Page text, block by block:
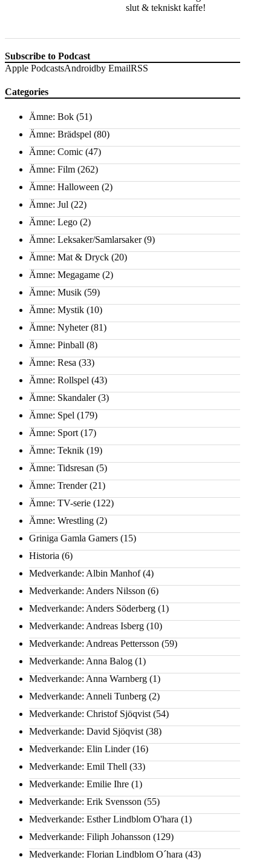
slut & tekniskt kaffe!
Subscribe to Podcast
Apple PodcastsAndroidby EmailRSS
Categories
Ämne: Bok (51)
Ämne: Brädspel (80)
Ämne: Comic (47)
Ämne: Film (262)
Ämne: Halloween (2)
Ämne: Jul (22)
Ämne: Lego (2)
Ämne: Leksaker/Samlarsaker(9)
Ämne: Mat & Dryck (20)
Ämne: Megagame (2)
Ämne: Musik (59)
Ämne: Mystik (10)
Ämne: Nyheter(81)
Ämne: Pinball (8)
Ämne: Resa (33)
Ämne: Rollspel (43)
Ämne: Skandaler(3)
Ämne: Spel (179)
Ämne: Sport (17)
Ämne: Teknik (19)
Ämne: Tidsresan (5)
Ämne: Trender(21)
Ämne: TV-serie (122)
Ämne: Wrestling (2)
Griniga Gamla Gamers (15)
Historia (6)
Medverkande: Albin Manhof(4)
Medverkande: Anders Nilsson (6)
Medverkande: Anders Söderberg (1)
Medverkande: Andreas Isberg (10)
Medverkande: Andreas Pettersson (59)
Medverkande: Anna Balog (1)
Medverkande: Anna Warnberg (1)
Medverkande: Anneli Tunberg (2)
Medverkande: Christof Sjöqvist (54)
Medverkande: David Sjöqvist (38)
Medverkande: Elin Linder(16)
Medverkande: Emil Thell (33)
Medverkande: Emilie Ihre (1)
Medverkande: Erik Svensson (55)
Medverkande: Esther Lindblom O'hara (1)
Medverkande: Filiph Johansson (129)
Medverkande: Florian Lindblom O´hara (43)